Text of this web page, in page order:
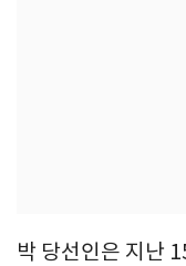
박 당선인은 지난